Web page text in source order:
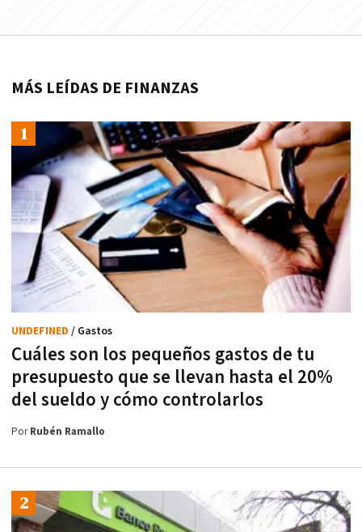
MÁS LEÍDAS DE FINANZAS
Cuáles son los pequeños gastos de tu
presupuesto que se llevan hasta el 20%
del sueldo y cómo controlarlos
UNDEFINED / Gastos
PorRubén Ramallo